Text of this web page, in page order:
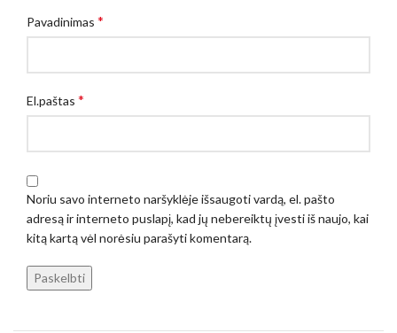
Pavadinimas *
El.paštas *
Noriu savo interneto naršyklėje išsaugoti vardą, el. pašto
adresą ir interneto puslapį, kad jų nebereiktų įvesti iš naujo, kai
kitą kartą vėl norėsiu parašyti komentarą.